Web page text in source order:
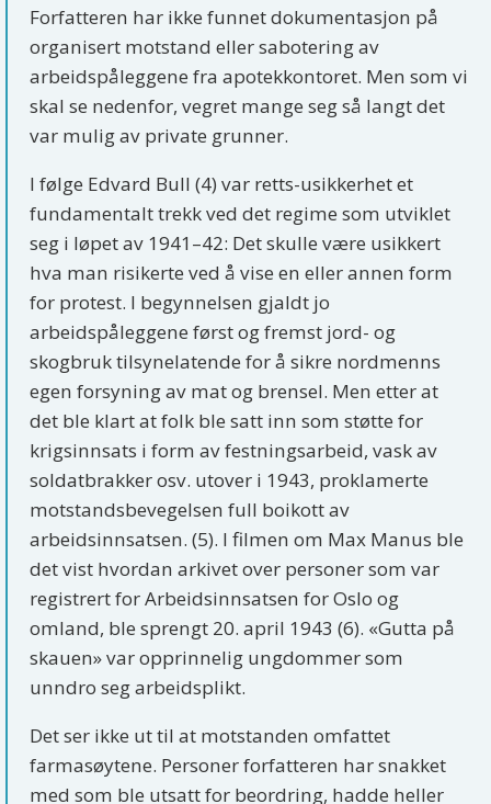
Forfatteren har ikke funnet dokumentasjon på
organisert motstand eller sabotering av
arbeidspåleggene fra apotekkontoret. Men som vi
skal se nedenfor, vegret mange seg så langt det
var mulig av private grunner.
I følge Edvard Bull (4) var retts-usikkerhet et
fundamentalt trekk ved det regime som utviklet
seg i løpet av 1941–42: Det skulle være usikkert
hva man risikerte ved å vise en eller annen form
for protest. I begynnelsen gjaldt jo
arbeidspåleggene først og fremst jord- og
skogbruk tilsynelatende for å sikre nordmenns
egen forsyning av mat og brensel. Men etter at
det ble klart at folk ble satt inn som støtte for
krigsinnsats i form av festningsarbeid, vask av
soldatbrakker osv. utover i 1943, proklamerte
motstandsbevegelsen full boikott av
arbeidsinnsatsen. (5). I filmen om Max Manus ble
det vist hvordan arkivet over personer som var
registrert for Arbeidsinnsatsen for Oslo og
omland, ble sprengt 20. april 1943 (6). «Gutta på
skauen» var opprinnelig ungdommer som
unndro seg arbeidsplikt.
Det ser ikke ut til at motstanden omfattet
farmasøytene. Personer forfatteren har snakket
med som ble utsatt for beordring, hadde heller